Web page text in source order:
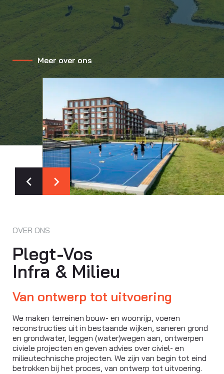
Meer over ons
OVER ONS
Plegt-Vos
Infra & Milieu
Van ontwerp tot uitvoering
We maken terreinen bouw- en woonrijp, voeren
reconstructies uit in bestaande wijken, saneren grond
en grondwater, leggen (water)wegen aan, ontwerpen
civiele projecten en geven advies over civiel- en
milieutechnische projecten. We zijn van begin tot eind
betrokken bij het proces, van ontwerp tot uitvoering.